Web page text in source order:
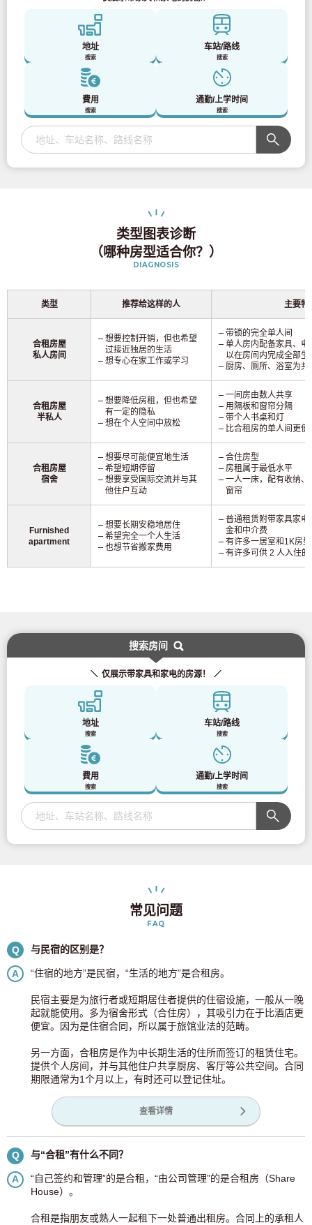
地址
搜索
车站/路线
搜索
費用
搜索
通勤/上学时间
搜索
类型图表诊断
（哪种房型适合你？）
DIAGNOSIS
类型 推荐给这样的人 主要特
合租房屋
私人房间
想要控制开销，但也希望
过接近独居的生活
想专心在家工作或学习
带锁的完全单人间
单人房内配备家具、
以在房间内完成全部生
厨房、厕所、浴室为共
合租房屋
半私人
想要降低房租，但也希望
有一定的隐私
想在个人空间中放松
一间房由数人共享
用隔板和窗帘分隔
带个人书桌和灯
比合租房的单人间更便
合租房屋
宿舍
想要尽可能便宜地生活
希望短期停留
想要享受国际交流并与其
他住户互动
合住房型
房租属于最低水平
一人一床，配有收纳
窗帘
Furnished
apartment
想要长期安稳地居住
希望完全一个人生活
也想节省搬家费用
普通租赁附带家具家
金和中介费
有许多一居室和1K房型
有许多可供 2 人入住的
搜索房间
仅展示带家具和家电的房源！
地址
搜索
车站/路线
搜索
費用
搜索
通勤/上学时间
搜索
常见问题
FAQ
Q 与民宿的区别是？
A “住宿的地方”是民宿，“生活的地方”是合租房。
民宿主要是为旅行者或短期居住者提供的住宿设施，一般从一晚
起就能使用。多为宿舍形式（合住房），其吸引力在于比酒店更
便宜。因为是住宿合同，所以属于旅馆业法的范畴。
另一方面，合租房是作为中长期生活的住所而签订的租赁住宅。
提供个人房间，并与其他住户共享厨房、客厅等公共空间。合同
期限通常为1个月以上，有时还可以登记住址。
查看详情
Q 与“合租”有什么不同？
A
“自己签约和管理”的是合租，“由公司管理”的是合租房（Share
House）。
合租是指朋友或熟人一起租下一处普通出租房。合同上的承租人
03-6712-4344